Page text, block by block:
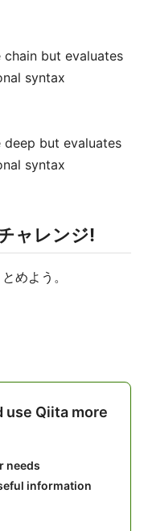
but evaluates
syntax
but evaluates
syntax
ャレンジ!
めよう。
use Qiita more
needs
information